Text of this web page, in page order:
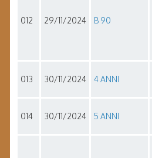
012 29/11/2024 B 90
013 30/11/2024 4 ANNI
014 30/11/2024 5 ANNI